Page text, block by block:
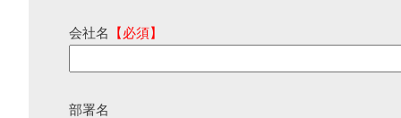
会社名 【必須】
部署名